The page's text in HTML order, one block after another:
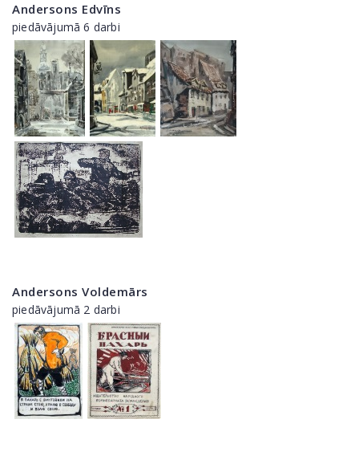
Andersons Edvīns
piedāvājumā 6 darbi
Andersons Voldemārs
piedāvājumā 2 darbi